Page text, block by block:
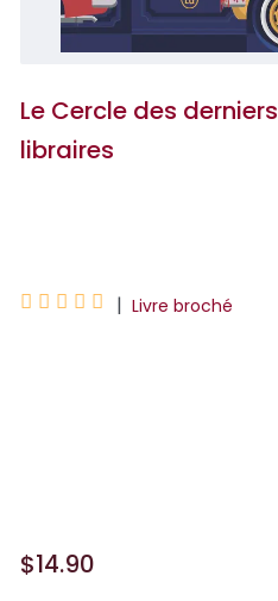
Le Cercle des derniers
libraires
     | Livre broché
$14.90